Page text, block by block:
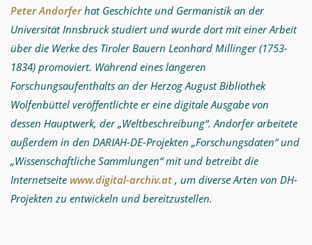
Peter Andorferhat Geschichte und Germanistik an der
Universität Innsbruck studiert und wurde dort mit einer Arbeit
über die Werke des Tiroler Bauern Leonhard Millinger (1753-
1834) promoviert. Während eines längeren
Forschungsaufenthalts an der Herzog August Bibliothek
Wolfenbüttel veröffentlichte er eine digitale Ausgabe von
dessen Hauptwerk, der „Weltbeschreibung“. Andorfer arbeitete
außerdem in den DARIAH-DE-Projekten „Forschungsdaten“ und
„Wissenschaftliche Sammlungen“ mit und betreibt die
Internetseite www.digital-archiv.at , um diverse Arten von DH-
Projekten zu entwickeln und bereitzustellen.